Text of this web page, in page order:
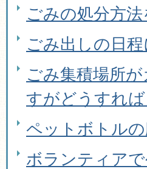
ごみの処分方
ごみ出しの日
ごみ集積場所
すがどうすれ
ペットボトル
ボランティア